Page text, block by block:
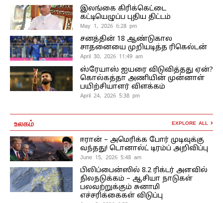
இலங்கை கிரிக்கெட்டை
கட்டியெழுப்ப புதிய திட்டம்
May 1, 2026 6:28 pm
சனத்தின் 18 ஆண்டுகால
சாதனையை முறியடித்த ரிகெல்டன்
April 30, 2026 11:49 am
ஸ்ரேயாஸ் ஐயரை விடுவித்தது ஏன்?
கொல்கத்தா அணியின் முன்னாள்
பயிற்சியாளர் விளக்கம்
April 24, 2026 5:38 pm
உலகம் EXPLORE ALL
ஈரான் – அமெரிக்க போர் முடிவுக்கு
வந்தது! டொனால்ட் டிரம்ப் அறிவிப்பு
June 15, 2026 5:48 am
பிலிப்பைன்ஸில் 8.2 ரிக்டர் அளவில்
நிலநடுக்கம் – ஆசியா நாடுகள்
பலவற்றுக்கும் சுனாமி
எச்சரிக்கைகள் விடுப்பு